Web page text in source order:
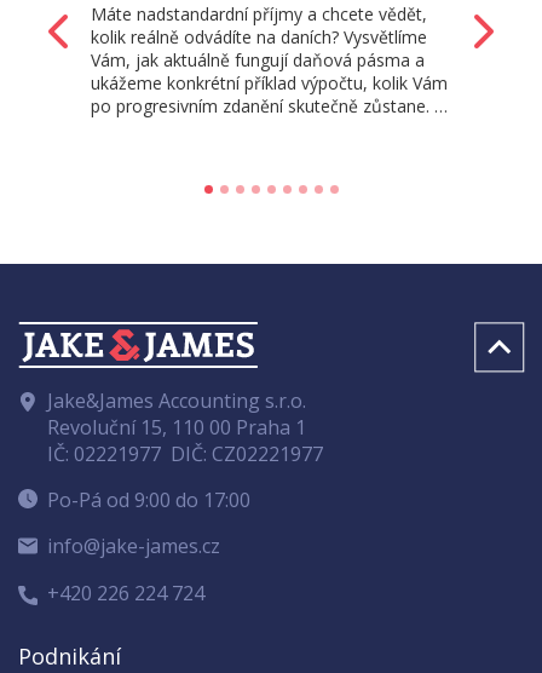
Zpět
Máte nadstandardní příjmy a chcete vědět,
kolik reálně odvádíte na daních? Vysvětlíme
Vám, jak aktuálně fungují daňová pásma a
ukážeme konkrétní příklad výpočtu, kolik Vám
po progresivním zdanění skutečně zůstane. …
Jake&James Accounting s.r.o.
Revoluční 15, 110 00 Praha 1
IČ: 02221977 DIČ: CZ02221977
Po-Pá od 9:00 do 17:00
info@jake-james.cz
+420 226 224 724
Podnikání